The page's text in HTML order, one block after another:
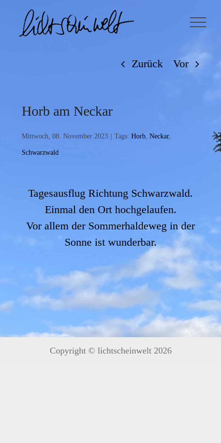
Inhalt
springen
Zurück
Vor
Horb am Neckar
Mittwoch, 08. November 2023 Tags: Horb, Neckar,
Schwarzwald
Tagesausflug Richtung Schwarzwald.
Einmal den Ort hochgelaufen.
Vor allem der Sommerhaldeweg in der
Sonne ist wunderbar.
Copyright © lichtscheinwelt 2026